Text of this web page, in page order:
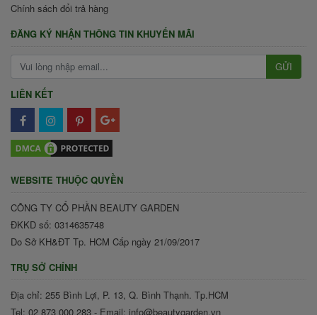
Chính sách đổi trả hàng
ĐĂNG KÝ NHẬN THÔNG TIN KHUYẾN MÃI
GỬI
LIÊN KẾT
WEBSITE THUỘC QUYỀN
CÔNG TY CỔ PHẦN BEAUTY GARDEN
ĐKKD số: 0314635748
Do Sở KH&ĐT Tp. HCM Cấp ngày 21/09/2017
TRỤ SỞ CHÍNH
Địa chỉ: 255 Bình Lợi, P. 13, Q. Bình Thạnh. Tp.HCM
Tel: 02 873 000 283 - Email: info@beautygarden.vn